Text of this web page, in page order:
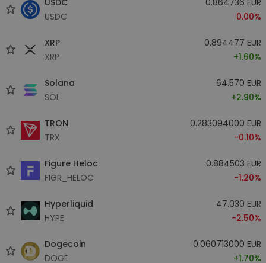
USDC
0.00%
XRP
XRP
0.894477 EUR
+1.60%
Solana
SOL
64.570 EUR
+2.90%
TRON
TRX
0.283094000 EUR
-0.10%
Figure Heloc
FIGR_HELOC
0.884503 EUR
-1.20%
Hyperliquid
HYPE
47.030 EUR
-2.50%
Dogecoin
DOGE
0.060713000 EUR
+1.70%